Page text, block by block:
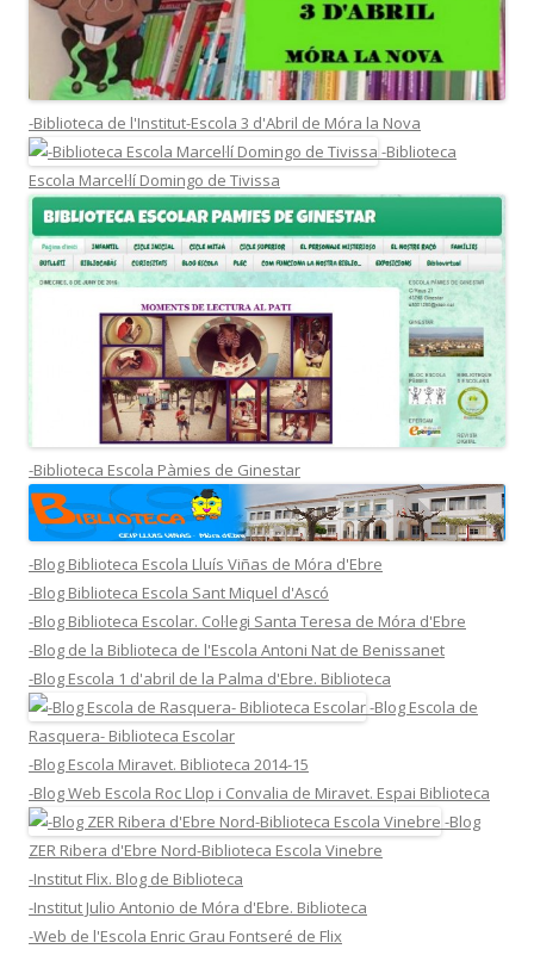
-Biblioteca de l'Institut-Escola 3 d'Abril de Móra la Nova
-Biblioteca
Escola Marcel·lí Domingo de Tivissa
-Biblioteca Escola Pàmies de Ginestar
-Blog Biblioteca Escola Lluís Viñas de Móra d'Ebre
-Blog Biblioteca Escola Sant Miquel d'Ascó
-Blog Biblioteca Escolar. Col·legi Santa Teresa de Móra d'Ebre
-Blog de la Biblioteca de l'Escola Antoni Nat de Benissanet
-Blog Escola 1 d'abril de la Palma d'Ebre. Biblioteca
-Blog Escola de
Rasquera- Biblioteca Escolar
-Blog Escola Miravet. Biblioteca 2014-15
-Blog Web Escola Roc Llop i Convalia de Miravet. Espai Biblioteca
-Blog
ZER Ribera d'Ebre Nord-Biblioteca Escola Vinebre
-Institut Flix. Blog de Biblioteca
-Institut Julio Antonio de Móra d'Ebre. Biblioteca
-Web de l'Escola Enric Grau Fontseré de Flix